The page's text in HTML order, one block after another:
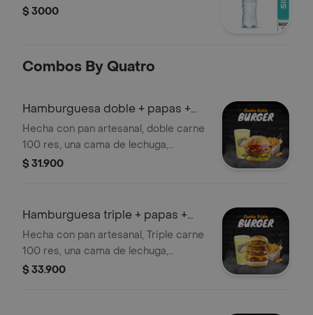
$ 3000
Combos By Quatro
Hamburguesa doble + papas +
Quatro
Hecha con pan artesanal, doble carne
100 res, una cama de lechuga,
tomate, cebolla caramelizada,
acompañado de papas a la francesa y
coca cola.
$ 31.900
Hamburguesa triple + papas +
Quatro
Hecha con pan artesanal, Triple carne
100 res, una cama de lechuga,
tomate, cebolla caramelizada,
$ 33.900